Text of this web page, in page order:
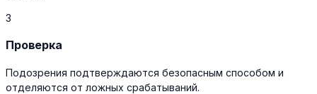
3
Проверка
Подозрения подтверждаются безопасным способом и
отделяются от ложных срабатываний.